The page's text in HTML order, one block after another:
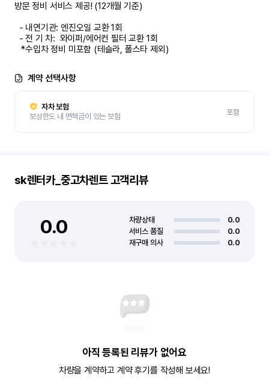
방문 정비 서비스 제공! (12개월 기준)
   *수입차 정비 미포함 (테슬라, 폴스타 제외)
계약 선택사항
자차 보험
보상한도 내 면책금이 있는 보험
포함
sk렌터카_중고차렌트고객리뷰
0.0 차량상태
0.0
서비스 품질
0.0
재구매 의사
0.0
아직 등록된 리뷰가 없어요
차량을 계약하고 계약 후기를 작성해 보세요!